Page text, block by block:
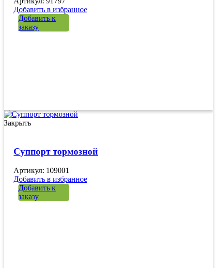
Добавить в избранное
Добавить к
заказу
Закрыть
Суппорт тормозной
Артикул: 109001
Добавить в избранное
Добавить к
заказу